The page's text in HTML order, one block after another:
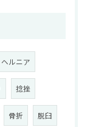
ヘルニア
捻挫
骨折 脱臼